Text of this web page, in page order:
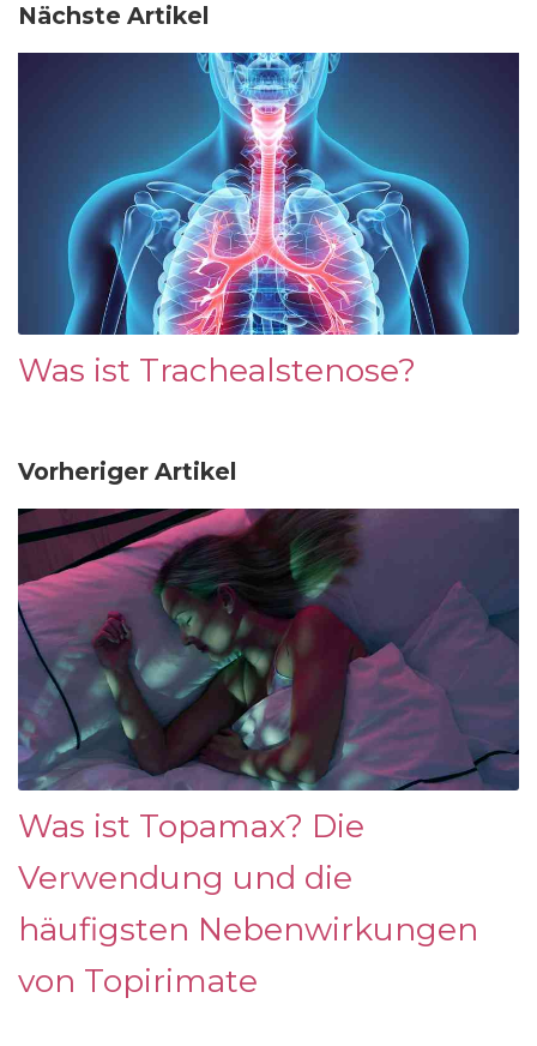
Nächste Artikel
Was ist Trachealstenose?
Vorheriger Artikel
Was ist Topamax? Die
Verwendung und die
häufigsten Nebenwirkungen
von Topirimate